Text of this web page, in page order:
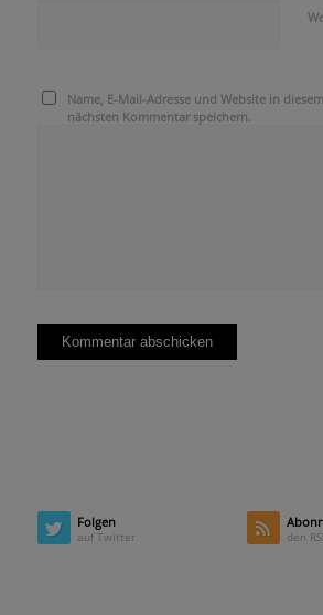
Name, E-Mail-Adresse und Website in
nächsten Kommentar speichern.
Folgen
auf Twitter den